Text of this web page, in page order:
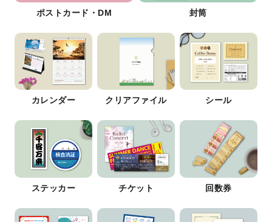
ポストカード・DM 封筒
カレンダー クリアファイル シール
ステッカー チケット 回数券